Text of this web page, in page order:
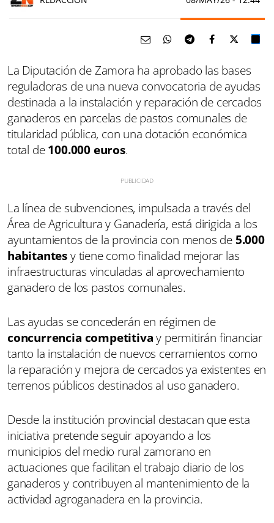
La Diputación de Zamora ha aprobado las bases
reguladoras de una nueva convocatoria de ayudas
destinada a la instalación y reparación de cercados
ganaderos en parcelas de pastos comunales de
titularidad pública, con una dotación económica
total de100.000 euros.
La línea de subvenciones, impulsada a través del
Área de Agricultura y Ganadería, está dirigida a los
ayuntamientos de la provincia con menos de 5.000
habitantesy tiene como finalidad mejorar las
infraestructuras vinculadas al aprovechamiento
ganadero de los pastos comunales.
Las ayudas se concederán en régimen de
concurrencia competitivay permitirán financiar
tanto la instalación de nuevos cerramientos como
la reparación y mejora de cercados ya existentes en
terrenos públicos destinados al uso ganadero.
Desde la institución provincial destacan que esta
iniciativa pretende seguir apoyando a los
municipios del medio rural zamorano en
actuaciones que facilitan el trabajo diario de los
ganaderos y contribuyen al mantenimiento de la
actividad agroganadera en la provincia.